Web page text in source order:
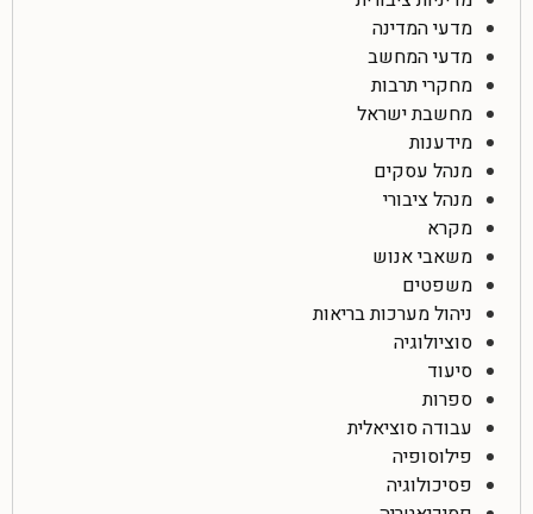
מדעי המדינה
מדעי המחשב
מחקרי תרבות
מחשבת ישראל
מידענות
מנהל עסקים
מנהל ציבורי
מקרא
משאבי אנוש
משפטים
ניהול מערכות בריאות
סוציולוגיה
סיעוד
ספרות
עבודה סוציאלית
פילוסופיה
פסיכולוגיה